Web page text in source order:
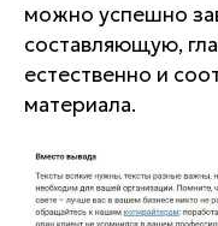
можно успешно
составляющую,
естественно и
материала.